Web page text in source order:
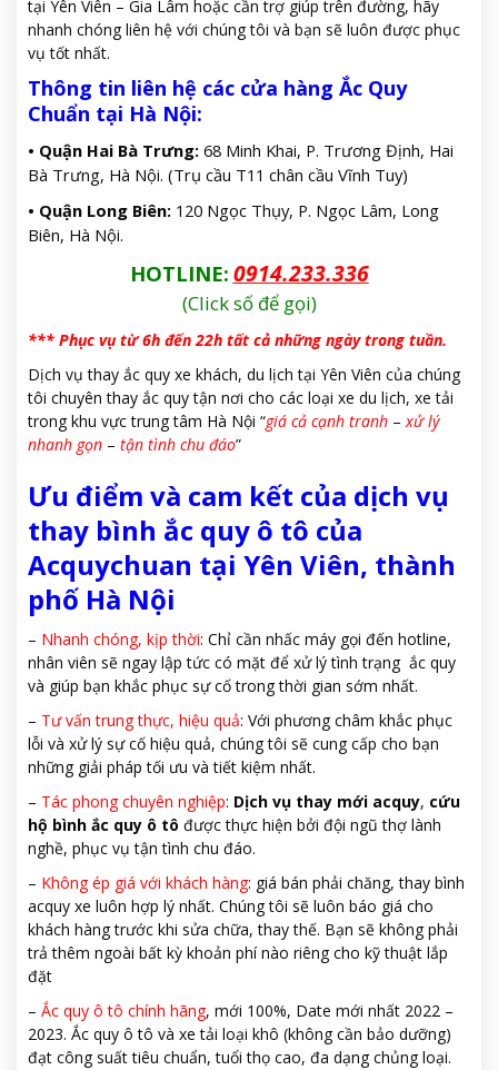
tại Yên Viên – Gia Lâm hoặc cần trợ giúp trên đường, hãy
nhanh chóng liên hệ với chúng tôi và bạn sẽ luôn được phục
vụ tốt nhất.
Thông tin liên hệ các cửa hàng Ắc Quy
Chuẩn tại Hà Nội:
• Quận Hai Bà Trưng: 68 Minh Khai, P. Trương Định, Hai
Bà Trưng, Hà Nội. (Trụ cầu T11 chân cầu Vĩnh Tuy)
• Quận Long Biên: 120 Ngọc Thụy, P. Ngọc Lâm, Long
Biên, Hà Nội.
HOTLINE: 0914.233.336
(Click số để gọi)
*** Phục vụ từ 6h đến 22h tất cả những ngày trong tuần.
Dịch vụ thay ắc quy xe khách, du lịch tại Yên Viên của chúng
tôi chuyên thay ắc quy tận nơi cho các loại xe du lịch, xe tải
trong khu vực trung tâm Hà Nội “giá cả cạnh tranh –xử lý
nhanh gọn – tận tình chu đáo”
Ưu điểm và cam kết của dịch vụ
thay bình ắc quy ô tô của
Acquychuan tại Yên Viên, thành
phố Hà Nội
– Nhanh chóng, kịp thời: Chỉ cần nhấc máy gọi đến hotline,
nhân viên sẽ ngay lập tức có mặt để xử lý tình trạng ắc quy
và giúp bạn khắc phục sự cố trong thời gian sớm nhất.
– Tư vấn trung thực, hiệu quả: Với phương châm khắc phục
lỗi và xử lý sự cố hiệu quả, chúng tôi sẽ cung cấp cho bạn
những giải pháp tối ưu và tiết kiệm nhất.
– Tác phong chuyên nghiệp: Dịch vụ thay mới acquy, cứu
hộ bình ắc quy ô tô được thực hiện bởi đội ngũ thợ lành
nghề, phục vụ tận tình chu đáo.
– Không ép giá với khách hàng: giá bán phải chăng, thay bình
acquy xe luôn hợp lý nhất. Chúng tôi sẽ luôn báo giá cho
khách hàng trước khi sửa chữa, thay thế. Bạn sẽ không phải
trả thêm ngoài bất kỳ khoản phí nào riêng cho kỹ thuật lắp
đặt
– Ắc quy ô tô chính hãng, mới 100%, Date mới nhất 2022 –
2023. Ắc quy ô tô và xe tải loại khô (không cần bảo dưỡng)
đạt công suất tiêu chuẩn, tuổi thọ cao, đa dạng chủng loại.